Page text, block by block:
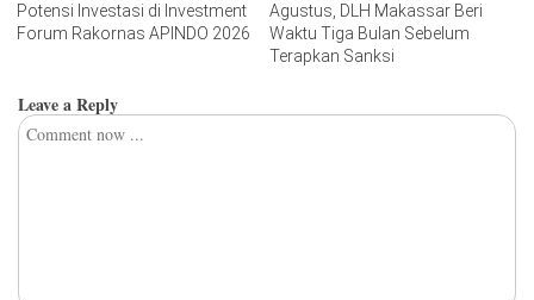
Potensi Investasi di Investment
Forum Rakornas APINDO 2026
Agustus, DLH Makassar Beri
Waktu Tiga Bulan Sebelum
Terapkan Sanksi
Leave a Reply